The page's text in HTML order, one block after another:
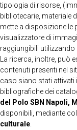
tipologia di risorse,
bibliotecarie, materiale
mette a disposizione le
visualizzatore di
raggiungibili
La ricerca, inoltre, può
contenuti presenti nel
caso siano stati attivati
bibliografiche dei
del Polo SBN Napoli,
disponibili, mediante
culturale